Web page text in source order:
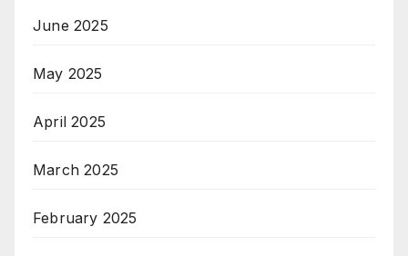
June 2025
May 2025
April 2025
March 2025
February 2025